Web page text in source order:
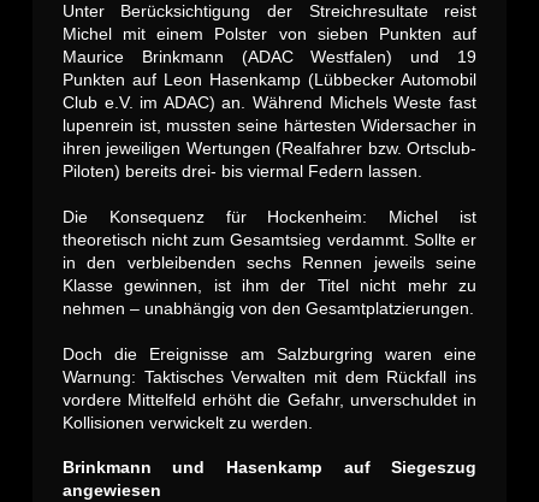
Unter Berücksichtigung der Streichresultate reist
Michel mit einem Polster von sieben Punkten auf
Maurice Brinkmann (ADAC Westfalen) und 19
Punkten auf Leon Hasenkamp (Lübbecker Automobil
Club e.V. im ADAC) an. Während Michels Weste fast
lupenrein ist, mussten seine härtesten Widersacher in
ihren jeweiligen Wertungen (Realfahrer bzw. Ortsclub-
Piloten) bereits drei- bis viermal Federn lassen.
Die Konsequenz für Hockenheim: Michel ist
theoretisch nicht zum Gesamtsieg verdammt. Sollte er
in den verbleibenden sechs Rennen jeweils seine
Klasse gewinnen, ist ihm der Titel nicht mehr zu
nehmen – unabhängig von den Gesamtplatzierungen.
Doch die Ereignisse am Salzburgring waren eine
Warnung: Taktisches Verwalten mit dem Rückfall ins
vordere Mittelfeld erhöht die Gefahr, unverschuldet in
Kollisionen verwickelt zu werden.
Brinkmann und Hasenkamp auf Siegeszug
angewiesen